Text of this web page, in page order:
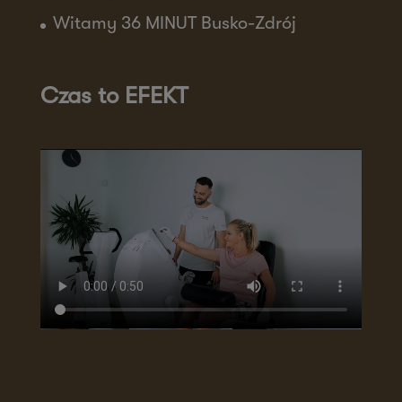
Witamy 36 MINUT Busko-Zdrój
Czas to EFEKT